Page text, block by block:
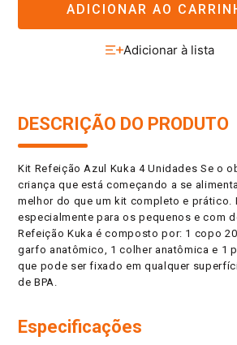
ADICIONAR AO
DESCRIÇÃO DO PRODUTO
Kit Refeição Azul Kuka 4 Unidades Se o
criança que está começando a se
melhor do que um kit completo e prático.
especialmente para os pequenos e com
Refeição Kuka é composto por: 1 copo
garfo anatômico, 1 colher anatômica e 1
que pode ser fixado em qualquer
de BPA.
Especificações